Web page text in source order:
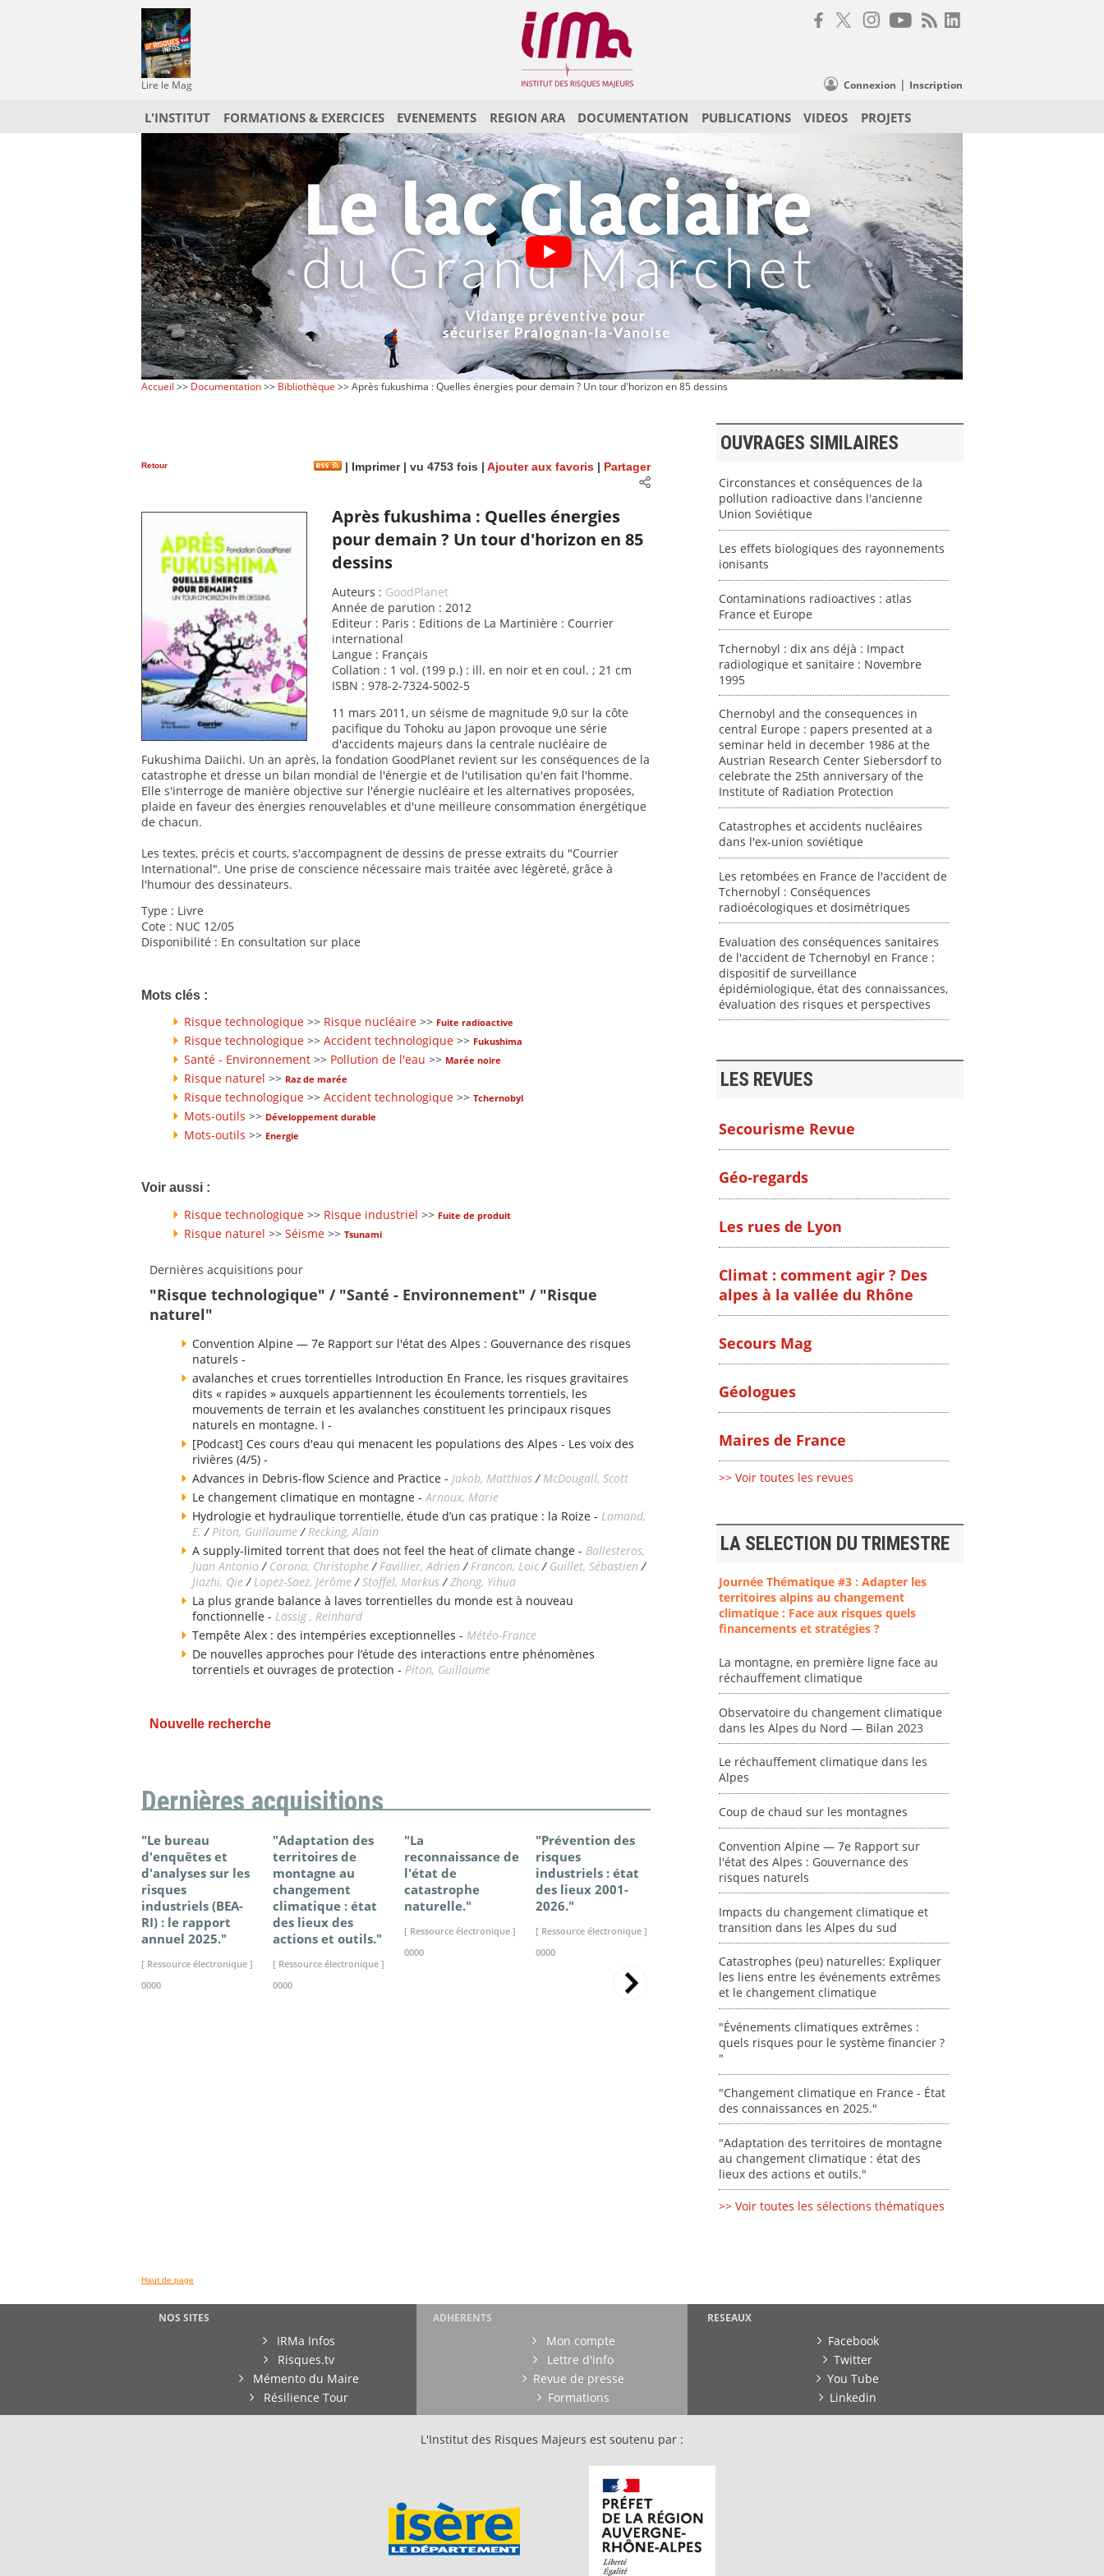
Lire le Mag Connexion | Inscription
L'INSTITUT FORMATIONS & EXERCICES EVENEMENTS REGION ARA DOCUMENTATION PUBLICATIONS VIDEOS PROJETS
Accueil >> Documentation>> Bibliothèque >> Après fukushima : Quelles énergies pour demain ? Un tour d'horizon en 85 dessins
Retour Imprimer| vu 4753 fois | Ajouter aux favoris Partager
Après fukushima : Quelles énergies
pour demain ? Un tour d'horizon en 85
dessins
Auteurs : GoodPlanet
Année de parution : 2012
Editeur : Paris : Editions de La Martinière : Courrier
international
Langue : Français
Collation : 1 vol. (199 p.) : ill. en noir et en coul. ; 21 cm
ISBN : 978-2-7324-5002-5
11 mars 2011, un séisme de magnitude 9,0 sur la côte
pacifique du Tohoku au Japon provoque une série
d'accidents majeurs dans la centrale nucléaire de
Fukushima Daiichi. Un an après, la fondation GoodPlanet revient sur les conséquences de la
catastrophe et dresse un bilan mondial de l'énergie et de l'utilisation qu'en fait l'homme.
Elle s'interroge de manière objective sur l'énergie nucléaire et les alternatives proposées,
plaide en faveur des énergies renouvelables et d'une meilleure consommation énergétique
de chacun.
Les textes, précis et courts, s'accompagnent de dessins de presse extraits du "Courrier
International". Une prise de conscience nécessaire mais traitée avec légèreté, grâce à
l'humour des dessinateurs.
Type : Livre
Cote : NUC 12/05
Disponibilité : En consultation sur place
Mots clés :
Risque technologique >> Risque nucléaire >> Fuite radioactive
Risque technologique >> Accident technologique >> Fukushima
Santé - Environnement >> Pollution de l'eau >> Marée noire
Risque naturel >> Raz de marée
Risque technologique >> Accident technologique >> Tchernobyl
Mots-outils >> Développement durable
Mots-outils >> Energie
Voir aussi :
Risque technologique >> Risque industriel >> Fuite de produit
Risque naturel >> Séisme >> Tsunami
Dernières acquisitions pour
"Risque technologique" / "Santé - Environnement" / "Risque
naturel"
Convention Alpine — 7e Rapport sur l'état des Alpes : Gouvernance des risques
naturels -
avalanches et crues torrentielles Introduction En France, les risques gravitaires
dits « rapides » auxquels appartiennent les écoulements torrentiels, les
mouvements de terrain et les avalanches constituent les principaux risques
naturels en montagne. I -
[Podcast] Ces cours d'eau qui menacent les populations des Alpes - Les voix des
rivières (4/5) -
Advances in Debris-flow Science and Practice - Jakob, Matthias / McDougall, Scott
Le changement climatique en montagne - Arnoux, Marie
Hydrologie et hydraulique torrentielle, étude d’un cas pratique : la Roize - Lamand,
E. / Piton, Guillaume / Recking, Alain
A supply-limited torrent that does not feel the heat of climate change - Ballesteros,
Juan Antonio / Corona, Christophe / Favillier, Adrien / Francon, Loïc / Guillet, Sébastien /
Jiazhi, Qie / Lopez-Saez, Jérôme /Stoffel, Markus /Zhong, Yihua
La plus grande balance à laves torrentielles du monde est à nouveau
fonctionnelle - Lässig , Reinhard
Tempête Alex : des intempéries exceptionnelles - Météo-France
De nouvelles approches pour l’étude des interactions entre phénomènes
torrentiels et ouvrages de protection - Piton, Guillaume
Nouvelle recherche
Dernières acquisitions
"Le bureau
d'enquêtes et
d'analyses sur les
risques
industriels (BEA-
RI) : le rapport
annuel 2025."
[ Ressource électronique ]
0000
"Adaptation des
territoires de
montagne au
changement
climatique : état
des lieux des
actions et outils."
[ Ressource électronique ]
0000
"La
reconnaissance de
l'état de
catastrophe
naturelle."
[ Ressource électronique ]
0000
"Prévention des
risques
industriels : état
des lieux 2001-
2026."
[ Ressource électronique ]
0000
"Changement
climatique en
France - État des
connaissances en
[ Ressource électronique ]
"Plan ministériel
de gestion des
vagues de
chaleur."
[ Ressource électronique ]
0000
risques pour le
[ Ressource électronique ]
0000
OUVRAGES SIMILAIRES
Circonstances et conséquences de la
pollution radioactive dans l'ancienne
Union Soviétique
Les effets biologiques des rayonnements
ionisants
Contaminations radioactives : atlas
France et Europe
Tchernobyl : dix ans déjà : Impact
radiologique et sanitaire : Novembre
1995
Chernobyl and the consequences in
central Europe : papers presented at a
seminar held in december 1986 at the
Austrian Research Center Siebersdorf to
celebrate the 25th anniversary of the
Institute of Radiation Protection
Catastrophes et accidents nucléaires
dans l'ex-union soviétique
Les retombées en France de l'accident de
Tchernobyl : Conséquences
radioécologiques et dosimétriques
Evaluation des conséquences sanitaires
de l'accident de Tchernobyl en France :
dispositif de surveillance
épidémiologique, état des connaissances,
évaluation des risques et perspectives
LES REVUES
Secourisme Revue
Géo-regards
Les rues de Lyon
Climat : comment agir ? Des
alpes à la vallée du Rhône
Secours Mag
Géologues
Maires de France
>> Voir toutes les revues
LA SELECTION DU TRIMESTRE
Journée Thématique #3 : Adapter les
territoires alpins au changement
climatique : Face aux risques quels
financements et stratégies ?
La montagne, en première ligne face au
réchauffement climatique
Observatoire du changement climatique
dans les Alpes du Nord — Bilan 2023
Le réchauffement climatique dans les
Alpes
Coup de chaud sur les montagnes
Convention Alpine — 7e Rapport sur
l'état des Alpes : Gouvernance des
risques naturels
Impacts du changement climatique et
transition dans les Alpes du sud
Catastrophes (peu) naturelles: Expliquer
les liens entre les événements extrêmes
et le changement climatique
"Événements climatiques extrêmes :
quels risques pour le système financier ?
"
"Changement climatique en France - État
des connaissances en 2025."
"Adaptation des territoires de montagne
au changement climatique : état des
lieux des actions et outils."
>> Voir toutes les sélections thématiques
Haut de page
NOS SITES
IRMa Infos
Risques.tv
Mémento du Maire
Résilience Tour
ADHERENTS
Mon compte
Lettre d'info
Revue de presse
Formations
RESEAUX
Facebook
Twitter
You Tube
Linkedin
L'Institut des Risques Majeurs est soutenu par :